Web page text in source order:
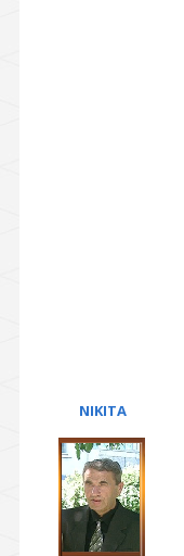
NIKITA